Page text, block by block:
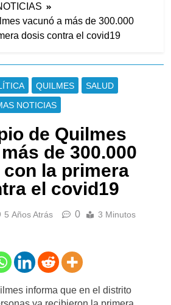
vacunó a más de 300.000
dosis contra el covid19
QUILMES
SALUD
NOTICIAS
de Quilmes
de 300.000
la primera
el covid19
5 Años Atrás 0 3 Minutos
informa que en el distrito